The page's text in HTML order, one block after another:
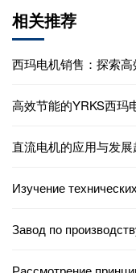
相关推荐
西玛电机销售：探索
高效节能的YRKS西玛
直流电机的应用与发
Изучение
Завод по